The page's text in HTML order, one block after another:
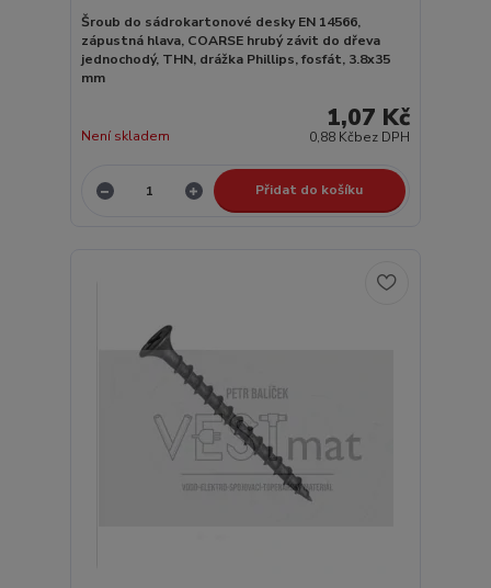
Šroub do sádrokartonové desky EN 14566,
zápustná hlava, COARSE hrubý závit do dřeva
jednochodý, THN, drážka Phillips, fosfát, 3.8x35
mm
1,07 Kč
0,88 Kčbez DPH
Není skladem
Přidat do košíku